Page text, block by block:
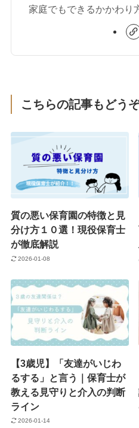
家庭でもできるかかわり
こちらの記事もどう
質の悪い保育園の特徴と見
分け方１０選！現役保育士
が徹底解説
2026-01-08
【3歳児】「友達がいじわ
るする」と言う｜保育士が
教える見守りと介入の判断
ライン
2026-01-14